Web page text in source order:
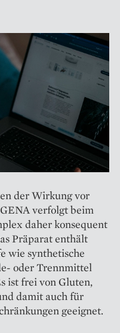
der Wirkung vor
verfolgt beim
daher konsequent
Präparat enthält
wie synthetische
oder Trennmittel
ist frei von Gluten,
damit auch für
geeignet.